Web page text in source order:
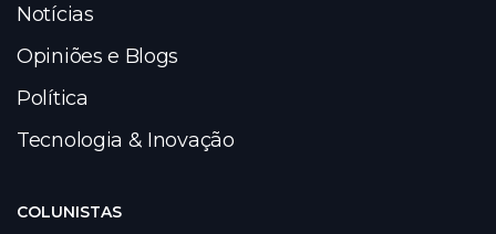
Notícias
Opiniões e Blogs
Política
Tecnologia & Inovação
COLUNISTAS